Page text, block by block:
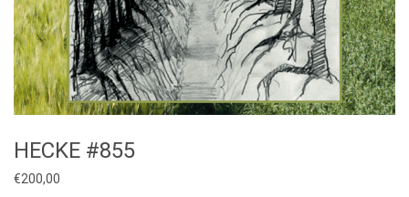
HECKE #855
€200,00